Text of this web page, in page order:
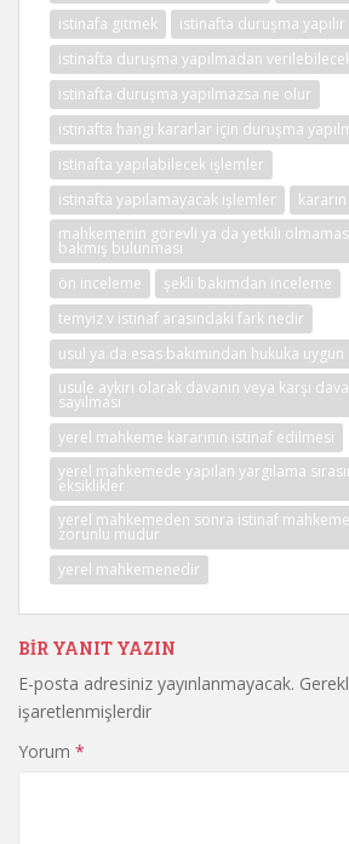
istinafa gitmek
istinafta duruşma yapılır
istinafta duruşma yapılmadan
istinafta duruşma yapılmazsa ne olur
istinafta hangi kararlar için duruşma
istinafta yapılabilecek işlemler
istinafta yapılamayacak işlemler
mahkemenin görevli ya da yetkili
bakmış bulunması
ön inceleme
şekli bakımdan inceleme
temyiz v istinaf arasındaki fark nedir
usul ya da esas bakımından hukuka uygun
usule aykırı olarak davanın veya karşı
sayılması
yerel mahkeme kararının istinaf edilmesi
yerel mahkemede yapılan yargılama
eksiklikler
yerel mahkemeden sonra istinaf
zorunlu mudur
yerel mahkemenedir
BIR YANIT YAZIN
E-posta adresiniz yayınlanmayacak.
işaretlenmişlerdir
Yorum *